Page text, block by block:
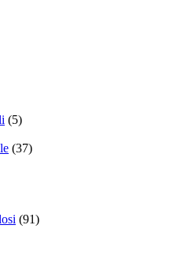
(5)
(37)
(91)